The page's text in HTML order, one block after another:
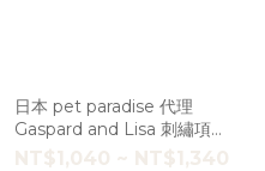
日本 pet paradise 代理
Gaspard and Lisa 刺繡項圈
領巾/小鴨牽繩 [A5333]
NT$1,040 ~ NT$1,340